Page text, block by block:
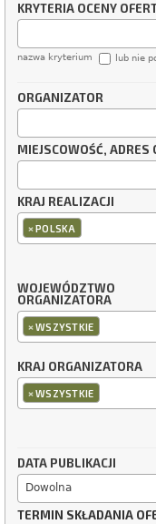
KRYTERIA OCENY
nazwa kryterium lub nie
ORGANIZATOR
MIEJSCOWOŚĆ, ADRES
KRAJ REALIZACJI
×POLSKA
WOJEWÓDZTWO
ORGANIZATORA
×WSZYSTKIE
KRAJ ORGANIZATORA
×WSZYSTKIE
DATA PUBLIKACJI
Dowolna
TERMIN SKŁADANIA